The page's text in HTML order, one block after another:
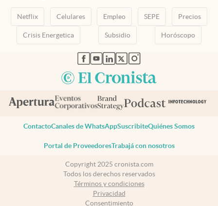
Netflix Celulares Empleo SEPE Precios
Crisis Energetica Subsidio Horóscopo
abre en nueva pestaña
abre en nueva pestaña
abre en nueva pestaña
abre en nueva pestaña
abre en nueva pestaña
ContactoCanales de WhatsAppSuscribiteQuiénes Somos
Portal de ProveedoresTrabajá con nosotros
Copyright 2025 cronista.com
Todos los derechos reservados
Términos y condiciones
Privacidad
Consentimiento